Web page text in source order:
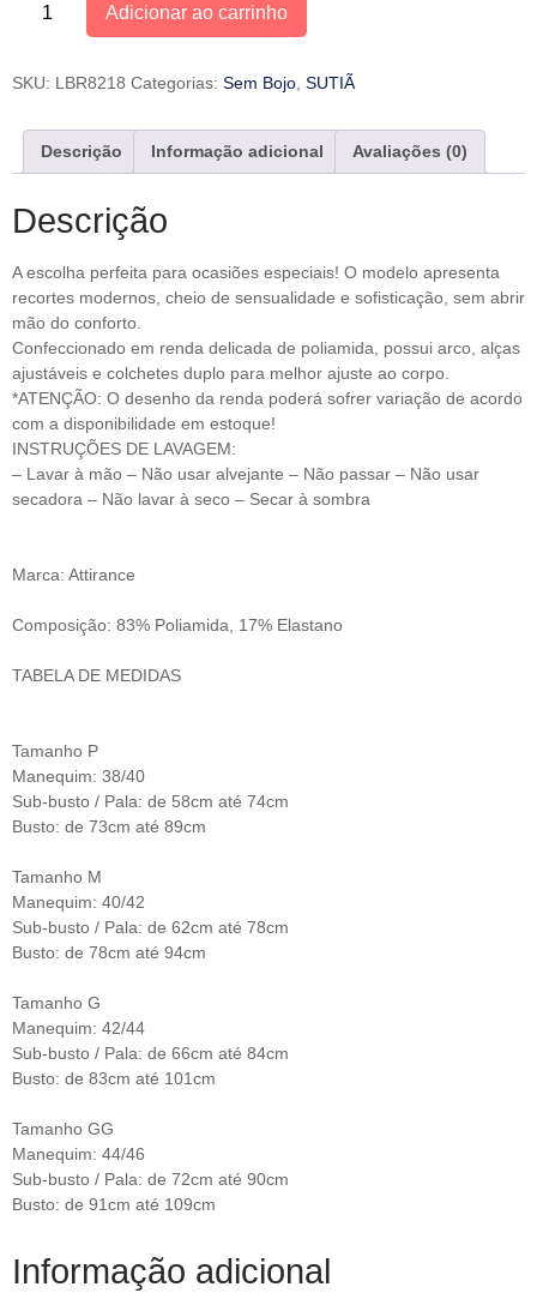
Adicionar ao carrinho
SKU: LBR8218 Categorias: Sem Bojo SUTIÃ
Descrição Informação adicional Avaliações (0)
Descrição
A escolha perfeita para ocasiões especiais! O modelo apresenta
recortes modernos, cheio de sensualidade e sofisticação, sem abrir
mão do conforto.
Confeccionado em renda delicada de poliamida, possui arco, alças
ajustáveis e colchetes duplo para melhor ajuste ao corpo.
*ATENÇÃO: O desenho da renda poderá sofrer variação de acordo
com a disponibilidade em estoque!
INSTRUÇÕES DE LAVAGEM:
– Lavar à mão – Não usar alvejante – Não passar – Não usar
secadora – Não lavar à seco – Secar à sombra
Marca: Attirance
Composição: 83% Poliamida, 17% Elastano
TABELA DE MEDIDAS
Tamanho P
Manequim: 38/40
Sub-busto / Pala: de 58cm até 74cm
Busto: de 73cm até 89cm
Tamanho M
Manequim: 40/42
Sub-busto / Pala: de 62cm até 78cm
Busto: de 78cm até 94cm
Tamanho G
Manequim: 42/44
Sub-busto / Pala: de 66cm até 84cm
Busto: de 83cm até 101cm
Tamanho GG
Manequim: 44/46
Sub-busto / Pala: de 72cm até 90cm
Busto: de 91cm até 109cm
Informação adicional